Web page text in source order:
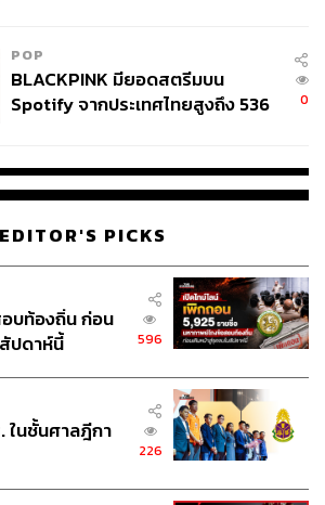
POP
BLACKPINK มียอดสตรีมบน
Spotify จากประเทศไทยสูงถึง 536
0
EDITOR'S PICKS
บท้องถิ่น ก่อน
ปดาห์นี้
596
ในชั้นศาลฎีกา
226